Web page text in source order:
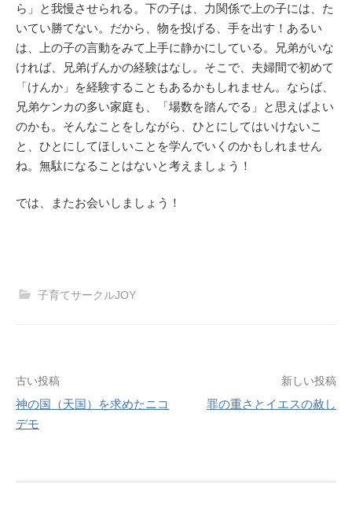
ら」と我慢させられる。下の子は、力関係で上の子には、た
いてい勝てない。だから、物を投げる、手を出す！あるい
は、上の子の言動をみて上手に静かにしている。兄弟がいな
ければ、兄弟げんかの経験はなし。そこで、夫婦間で初めて
「けんか」を経験することもあるかもしれません。ならば、
兄弟ケンカの多い家庭も、「場数を踏んでる」と思えばよい
のかも。そんなことをしながら、ひとにしてはいけないこ
と、ひとにしてほしいことを学んでいくのかもしれません
ね。無駄になることはないと考えましょう！
では、またお会いしましょう！
子育てサークルJOY
投
稿
古い投稿
神の国（天国）を求めたニコ
デモ
新しい投稿
罪の重さとイエスの赦し